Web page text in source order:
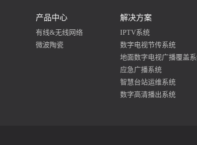
产品中心
有线&无线网络
微波陶瓷
解决方案
IPTV系统
数字电视节传系统
地面数字电视广播覆盖
应急广播系统
智慧台站运维系统
数字高清播出系统